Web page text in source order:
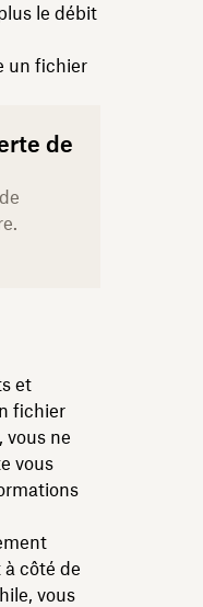
le débit
un fichier
de
et
fichier
vous ne
vous
côté de
vous